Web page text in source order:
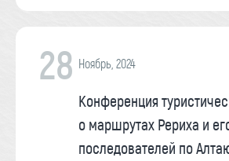
28 Ноябрь, 2024
Конференция
о маршрутах Рериха и
последователей по